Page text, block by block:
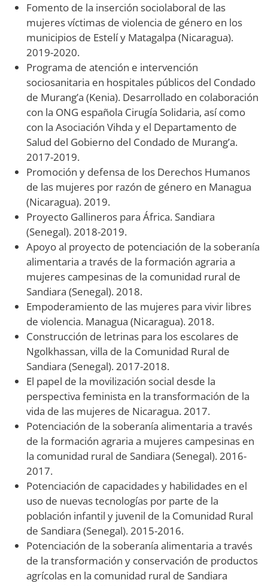
Fomento de la inserción sociolaboral de las
mujeres víctimas de violencia de género en los
municipios de Estelí y Matagalpa (Nicaragua).
2019-2020.
Programa de atención e intervención
sociosanitaria en hospitales públicos del Condado
de Murang’a (Kenia). Desarrollado en colaboración
con la ONG española Cirugía Solidaria, así como
con la Asociación Vihda y el Departamento de
Salud del Gobierno del Condado de Murang’a.
2017-2019.
Promoción y defensa de los Derechos Humanos
de las mujeres por razón de género en Managua
(Nicaragua). 2019.
Proyecto Gallineros para África. Sandiara
(Senegal). 2018-2019.
Apoyo al proyecto de potenciación de la soberanía
alimentaria a través de la formación agraria a
mujeres campesinas de la comunidad rural de
Sandiara (Senegal). 2018.
Empoderamiento de las mujeres para vivir libres
de violencia. Managua (Nicaragua). 2018.
Construcción de letrinas para los escolares de
Ngolkhassan, villa de la Comunidad Rural de
Sandiara (Senegal). 2017-2018.
El papel de la movilización social desde la
perspectiva feminista en la transformación de la
vida de las mujeres de Nicaragua. 2017.
Potenciación de la soberanía alimentaria a través
de la formación agraria a mujeres campesinas en
la comunidad rural de Sandiara (Senegal). 2016-
2017.
Potenciación de capacidades y habilidades en el
uso de nuevas tecnologías por parte de la
población infantil y juvenil de la Comunidad Rural
de Sandiara (Senegal). 2015-2016.
Potenciación de la soberanía alimentaria a través
de la transformación y conservación de productos
agrícolas en la comunidad rural de Sandiara